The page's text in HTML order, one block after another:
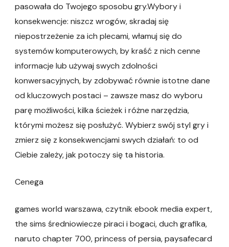
pasowała do Twojego sposobu gry.Wybory i
konsekwencje: niszcz wrogów, skradaj się
niepostrzeżenie za ich plecami, włamuj się do
systemów komputerowych, by kraść z nich cenne
informacje lub używaj swych zdolności
konwersacyjnych, by zdobywać równie istotne dane
od kluczowych postaci – zawsze masz do wyboru
parę możliwości, kilka ścieżek i różne narzędzia,
którymi możesz się posłużyć. Wybierz swój styl gry i
zmierz się z konsekwencjami swych działań: to od
Ciebie zależy, jak potoczy się ta historia.
Cenega
games world warszawa, czytnik ebook media expert,
the sims średniowiecze piraci i bogaci, duch grafika,
naruto chapter 700, princess of persia, paysafecard